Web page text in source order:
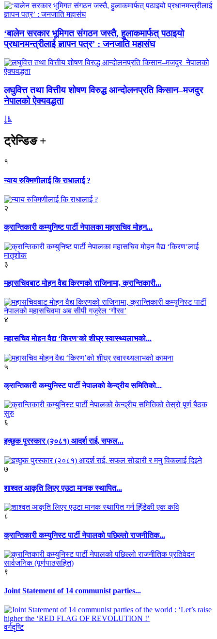
‘बालेन सरकार भूमिगत संगठन जस्तै, हुलाकमार्फत् पठाइयो
प्रधानमन्त्रीलाई ज्ञापन पत्र’ : जनजाति महासंघ
लघुवित्त तथा वित्तीय शोषण विरुद्ध आन्दोलनप्रति किसान–मजदुर
नेपालको ऐक्यवद्धता
ट्रेन्डिङ+
१
न्याय रुक्मिणीलाई कि राधालाई ?
२
क्रान्तिकारी कम्युनिष्ट पार्टी नेपालका महासचिव मोहन...
३
महासचिवबाट मोहन वैद्य किरणको राजिनामा, क्रान्तिकारी...
४
महासचिव मोहन वैद्य ‘किरण’को शीघ्र स्वास्थ्यलाभको...
५
क्रान्तिकारी कम्युनिस्ट पार्टी नेपालको केन्द्रीय समितिको...
६
इच्छुक पुरस्कार (२०८१) आदर्श राई, सफल...
७
शाश्वत आकृति लिएर एउटा मानक स्थापित...
८
क्रान्तिकारी कम्युनिस्ट पार्टी नेपालको पछिल्लो राजनीतिक...
९
Joint Statement of 14 communist parties...
वर्गदृष्टि